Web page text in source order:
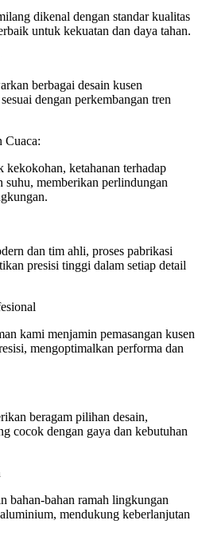
dikenal dengan standar kualitas
untuk kekuatan dan daya tahan.
berbagai desain kusen
dengan perkembangan tren
Cuaca:
ketahanan terhadap
suhu, memberikan perlindungan
dan tim ahli, proses pabrikasi
presisi tinggi dalam setiap detail
kami menjamin pemasangan kusen
mengoptimalkan performa dan
beragam pilihan desain,
cocok dengan gaya dan kebutuhan
bahan-bahan ramah lingkungan
mendukung keberlanjutan